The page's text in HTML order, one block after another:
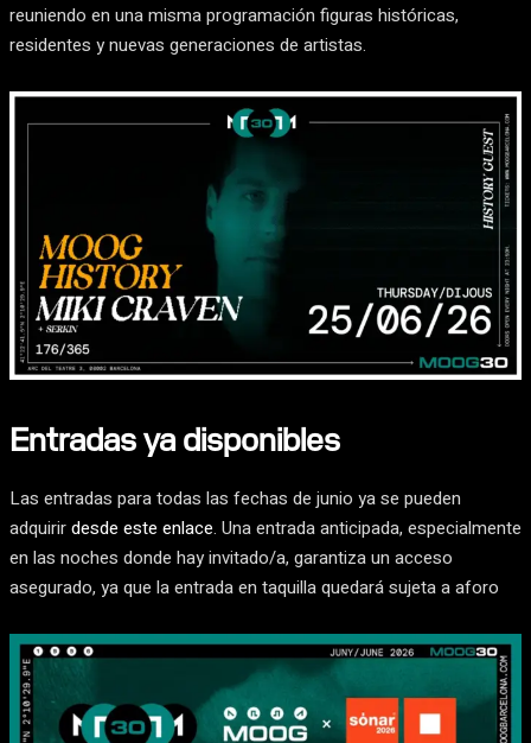
reuniendo en una misma programación figuras históricas,
residentes y nuevas generaciones de artistas.
Entradas ya disponibles
Las entradas para todas las fechas de junio ya se pueden
adquirirdesde este enlace. Una entrada anticipada, especialmente
en las noches donde hay invitado/a, garantiza un acceso
asegurado, ya que la entrada en taquilla quedará sujeta a aforo